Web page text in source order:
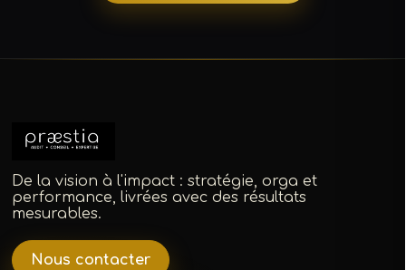
De la vision à l'impact : stratégie, orga et
performance, livrées avec des résultats
mesurables.
Nous contacter